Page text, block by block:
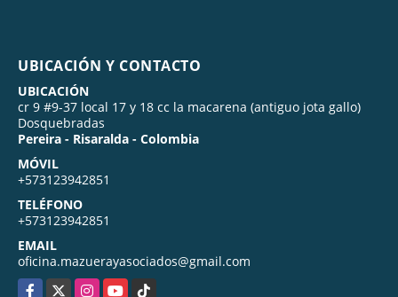
UBICACIÓN Y CONTACTO
UBICACIÓN
cr 9 #9-37 local 17 y 18 cc la macarena (antiguo jota gallo)
Dosquebradas
Pereira - Risaralda - Colombia
MÓVIL
+573123942851
TELÉFONO
+573123942851
EMAIL
oficina.mazuerayasociados@gmail.com
Facebook
X InstagramYouTubeTikTok